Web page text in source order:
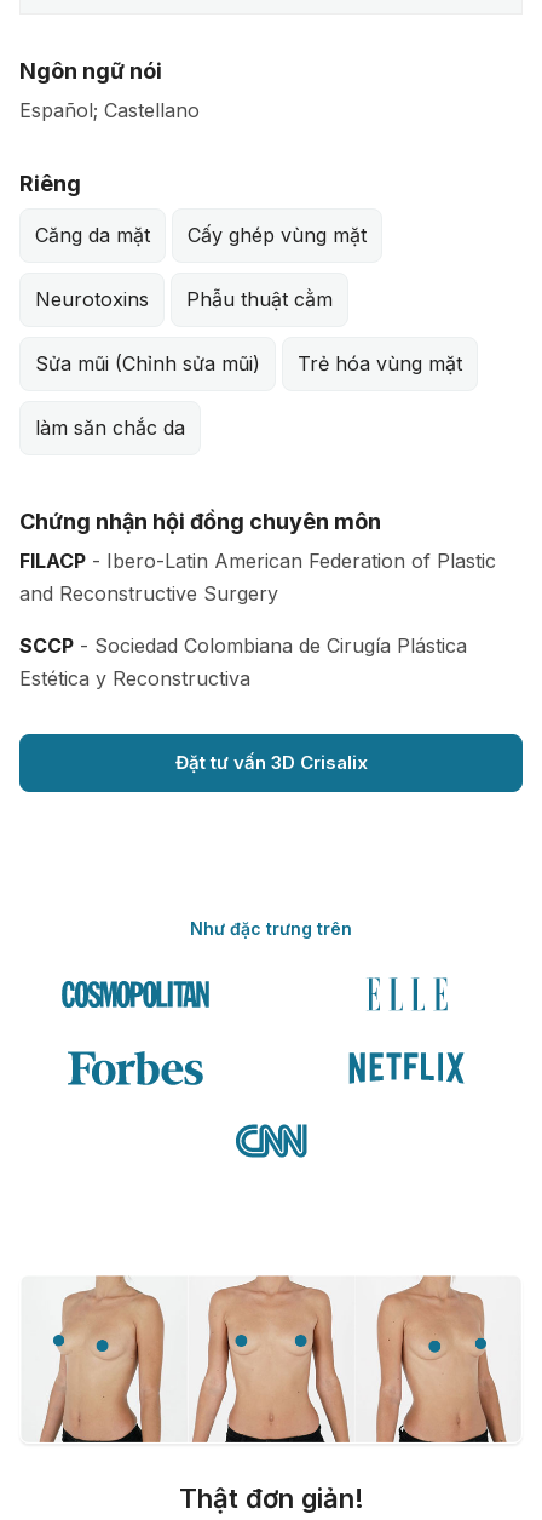
Ngôn ngữ nói
Español; Castellano
Riêng
Căng da mặt Cấy ghép vùng mặt
Neurotoxins Phẫu thuật cằm
Sửa mũi (Chỉnh sửa mũi) Trẻ hóa vùng mặt
làm săn chắc da
Chứng nhận hội đồng chuyên môn
FILACP - Ibero-Latin American Federation of Plastic
and Reconstructive Surgery
SCCP - Sociedad Colombiana de Cirugía Plástica
Estética y Reconstructiva
Đặt tư vấn 3D Crisalix
Như đặc trưng trên
Thật đơn giản!